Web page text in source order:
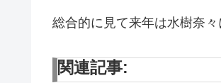
総合的に見て来年は水樹奈
関連記事: